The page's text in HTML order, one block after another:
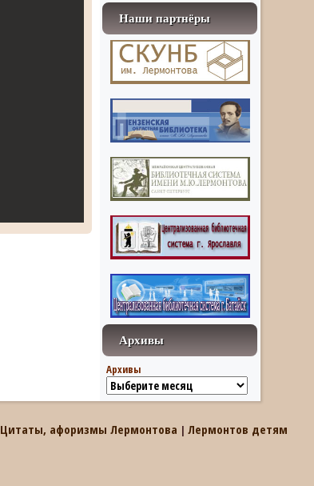
Наши партнёры
Архивы
Архивы
Цитаты, афоризмы Лермонтова | Лермонтов детям